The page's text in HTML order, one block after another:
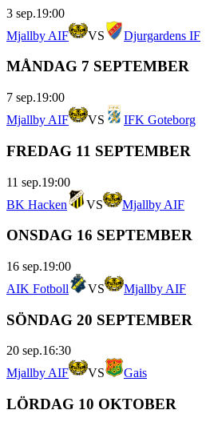
3 sep.19:00
Mjallby AIF
VS Djurgardens IF
MÅNDAG 7 SEPTEMBER
7 sep.19:00
Mjallby AIF
VS IFK Goteborg
FREDAG 11 SEPTEMBER
11 sep.19:00
BK Hacken
VS Mjallby AIF
ONSDAG 16 SEPTEMBER
16 sep.19:00
AIK Fotboll
VS Mjallby AIF
SÖNDAG 20 SEPTEMBER
20 sep.16:30
Mjallby AIF
VS Gais
LÖRDAG 10 OKTOBER